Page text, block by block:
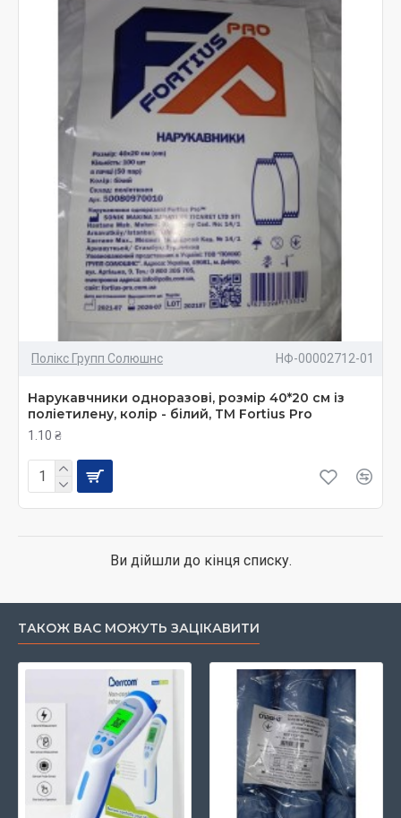
Полікс Групп Солюшнс НФ-00002712-01
Нарукавчники одноразові, розмір 40*20 см із
поліетилену, колір - білий, ТМ Fortius Pro
1.10 ₴
Ви дійшли до кінця списку.
ТАКОЖ ВАС МОЖУТЬ ЗАЦІКАВИТИ